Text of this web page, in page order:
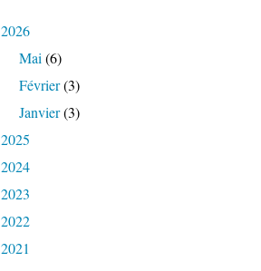
2026
Mai (6)
Février(3)
Janvier(3)
2025
2024
2023
2022
2021